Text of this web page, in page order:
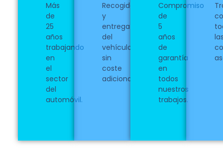
Más
de
25
años
trabajando
en
el
sector
del
automóvil.
Recogida
y
entrega
del
vehículo
sin
coste
adicional.
Compromiso
de
5
años
de
garantía
en
todos
nuestros
trabajos.